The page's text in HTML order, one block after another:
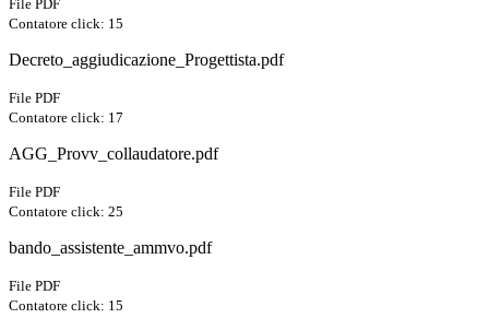
File PDF
Contatore click: 15
Decreto_aggiudicazione_Progettista.pdf
File PDF
Contatore click: 17
AGG_Provv_collaudatore.pdf
File PDF
Contatore click: 25
bando_assistente_ammvo.pdf
File PDF
Contatore click: 15